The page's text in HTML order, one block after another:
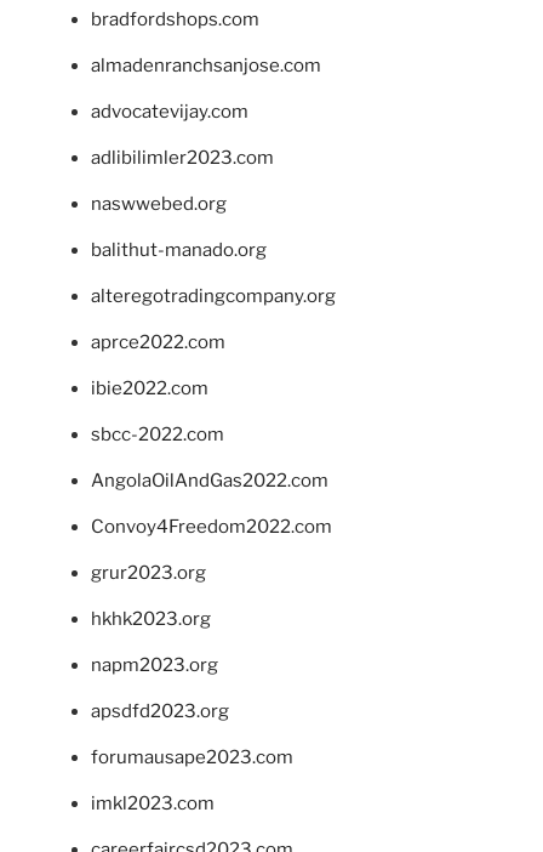
bradfordshops.com
almadenranchsanjose.com
advocatevijay.com
adlibilimler2023.com
naswwebed.org
balithut-manado.org
alteregotradingcompany.org
aprce2022.com
ibie2022.com
sbcc-2022.com
AngolaOilAndGas2022.com
Convoy4Freedom2022.com
grur2023.org
hkhk2023.org
napm2023.org
apsdfd2023.org
forumausape2023.com
imkl2023.com